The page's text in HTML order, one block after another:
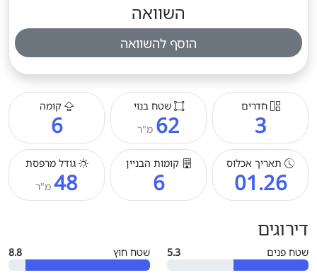
חדרים
3
שטח בנוי
62 מ"ר
קומה
6
תאריך אכלוס
01.26
קומות הבניין
6
גודל מרפסת
48 מ"ר
דירוגים
שטח פנים 5.3 שטח חוץ 8.8
השוואה
הוסף להשוואה